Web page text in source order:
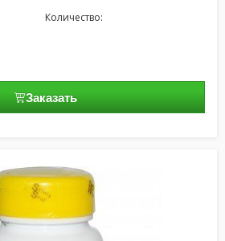
Количество:
Заказать